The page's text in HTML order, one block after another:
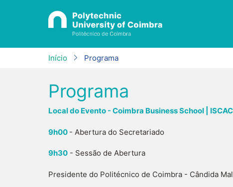
principal
Início Programa
Programa
Local do Evento - Coimbra Business School | ISCAC
9h00 - Abertura do Secretariado
9h30 - Sessão de Abertura
Presidente do Politécnico de Coimbra - Cândida